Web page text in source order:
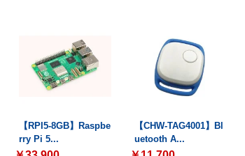
【RPI5-8GB】Raspbe
rry Pi 5...
【CHW-TAG4001】Bl
uetooth A...